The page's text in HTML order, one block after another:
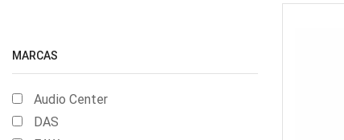
MARCAS
Audio Center
DAS